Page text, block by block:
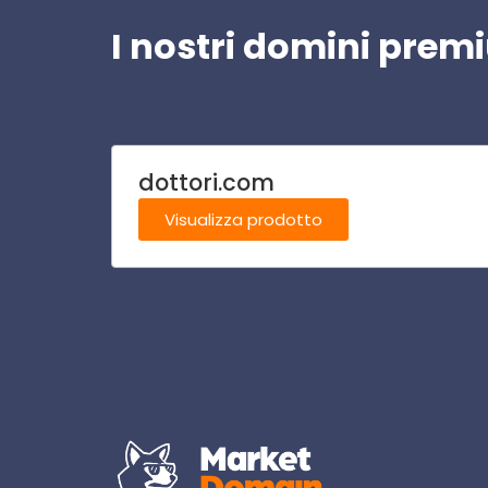
I nostri domini
dottori.com
Visualizza prodotto